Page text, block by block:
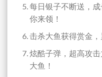
每日银子不断送，
你来领！
击杀大鱼获得赏金
炫酷子弹，超高攻
大鱼！